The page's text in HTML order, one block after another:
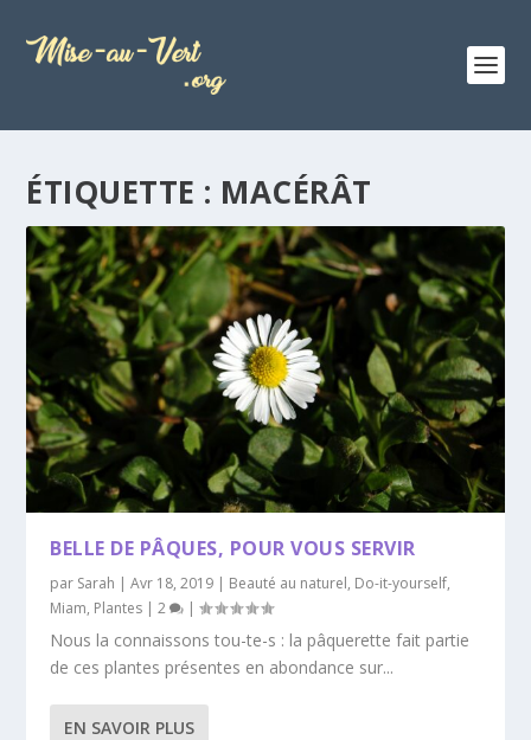
ÉTIQUETTE : MACÉRÂT
BELLE DE PÂQUES, POUR VOUS SERVIR
par Sarah |Avr 18, 2019 | Beauté au naturel, Do-it-yourself,
Miam, Plantes |2 |
Nous la connaissons tou-te-s : la pâquerette fait partie
de ces plantes présentes en abondance sur...
EN SAVOIR PLUS